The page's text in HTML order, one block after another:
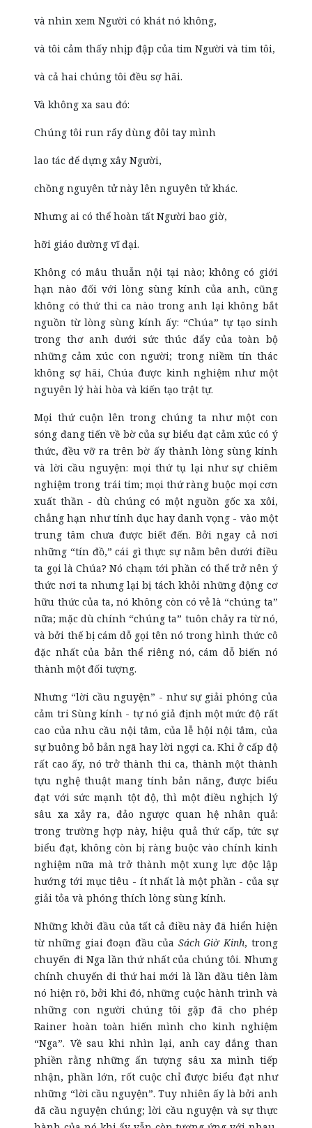
và nhìn xem Người có khát nó không,
và tôi cảm thấy nhịp đập của tim Người và tim tôi,
và cả hai chúng tôi đều sợ hãi.
Và không xa sau đó:
Chúng tôi run rẩy dùng đôi tay mình
lao tác để dựng xây Người,
chồng nguyên tử này lên nguyên tử khác.
Nhưng ai có thể hoàn tất Người bao giờ,
hỡi giáo đường vĩ đại.
Không có mâu thuẫn nội tại nào; không có giới
hạn nào đối với lòng sùng kính của anh, cũng
không có thứ thi ca nào trong anh lại không bắt
nguồn từ lòng sùng kính ấy: “Chúa” tự tạo sinh
trong thơ anh dưới sức thúc đẩy của toàn bộ
những cảm xúc con người; trong niềm tín thác
không sợ hãi, Chúa được kinh nghiệm như một
nguyên lý hài hòa và kiến tạo trật tự.
Mọi thứ cuộn lên trong chúng ta như một con
sóng đang tiến về bờ của sự biểu đạt cảm xúc có ý
thức, đều vỡ ra trên bờ ấy thành lòng sùng kính
và lời cầu nguyện: mọi thứ tụ lại như sự chiêm
nghiệm trong trái tim; mọi thứ ràng buộc mọi cơn
xuất thần - dù chúng có một nguồn gốc xa xôi,
chẳng hạn như tính dục hay danh vọng - vào một
trung tâm chưa được biết đến. Bởi ngay cả nơi
những “tín đồ,” cái gì thực sự nằm bên dưới điều
ta gọi là Chúa? Nó chạm tới phần có thể trở nên ý
thức nơi ta nhưng lại bị tách khỏi những động cơ
hữu thức của ta, nó không còn có vẻ là “chúng ta”
nữa; mặc dù chính “chúng ta” tuôn chảy ra từ nó,
và bởi thế bị cám dỗ gọi tên nó trong hình thức cô
đặc nhất của bản thể riêng nó, cám dỗ biến nó
thành một đối tượng.
Nhưng “lời cầu nguyện” - như sự giải phóng của
cảm tri Sùng kính - tự nó giả định một mức độ rất
cao của nhu cầu nội tâm, của lễ hội nội tâm, của
sự buông bỏ bản ngã hay lời ngợi ca. Khi ở cấp độ
rất cao ấy, nó trở thành thi ca, thành một thành
tựu nghệ thuật mang tính bản năng, được biểu
đạt với sức mạnh tột độ, thì một điều nghịch lý
sâu xa xảy ra, đảo ngược quan hệ nhân quả:
trong trường hợp này, hiệu quả thứ cấp, tức sự
biểu đạt, không còn bị ràng buộc vào chính kinh
nghiệm nữa mà trở thành một xung lực độc lập
hướng tới mục tiêu - ít nhất là một phần - của sự
giải tỏa và phóng thích lòng sùng kính.
Những khởi đầu của tất cả điều này đã hiển hiện
từ những giai đoạn đầu của Sách Giờ Kinh, trong
chuyến đi Nga lần thứ nhất của chúng tôi. Nhưng
chính chuyến đi thứ hai mới là lần đầu tiên làm
nó hiện rõ, bởi khi đó, những cuộc hành trình và
những con người chúng tôi gặp đã cho phép
Rainer hoàn toàn hiến mình cho kinh nghiệm
“Nga”. Về sau khi nhìn lại, anh cay đắng than
phiền rằng những ấn tượng sâu xa mình tiếp
nhận, phần lớn, rốt cuộc chỉ được biểu đạt như
những “lời cầu nguyện”. Tuy nhiên ấy là bởi anh
đã cầu nguyện chúng; lời cầu nguyện và sự thực